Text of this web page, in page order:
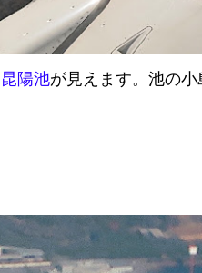
昆陽池が見えます。池の